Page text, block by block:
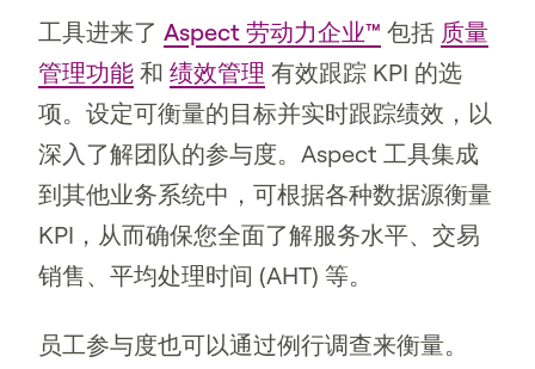
工具进来了 Aspect 劳动力企业™ 包括 质量
管理功能 和 绩效管理 有效跟踪 KPI 的选
项。设定可衡量的目标并实时跟踪绩效，以
深入了解团队的参与度。Aspect 工具集成
到其他业务系统中，可根据各种数据源衡量
KPI，从而确保您全面了解服务水平、交易
销售、平均处理时间 (AHT) 等。
员工参与度也可以通过例行调查来衡量。